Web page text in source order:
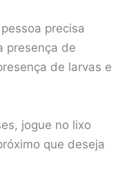
precisa
presença de
de larvas e
jogue no lixo
que deseja